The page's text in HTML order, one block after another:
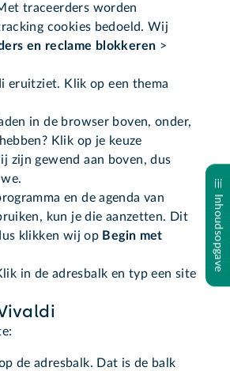
traceerders worden
cookies bedoeld. Wij
en reclame blokkeren >
eruitziet. Klik op een thema
in de browser boven, onder,
Klik op je keuze
zijn gewend aan boven, dus
en de agenda van
kun je die aanzetten. Dit
klikken wij op Begin met
in de adresbalk en typ een site
de adresbalk. Dat is de balk
Inhoudsopgave